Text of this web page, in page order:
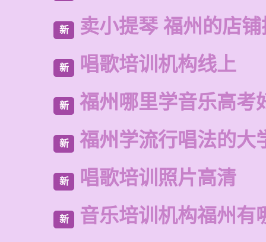
新 卖小提琴 福州的店
新 唱歌培训机构线上
新 福州哪里学音乐高考
新 福州学流行唱法的大
新 唱歌培训照片高清
新 音乐培训机构福州有